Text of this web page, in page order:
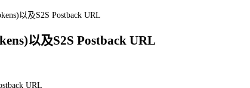
以及S2S Postback URL
以及S2S Postback URL